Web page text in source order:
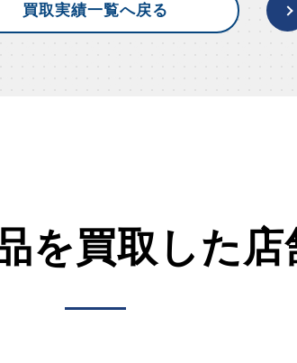
買取実績一覧へ戻る
を買取した店